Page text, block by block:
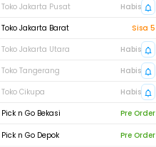
Toko Jakarta Pusat
Habis
Toko Jakarta Barat
Sisa 5
Toko Jakarta Utara
Habis
Toko Tangerang
Habis
Toko Cikupa
Habis
Pick n Go Bekasi
Pre Order
Pick n Go Depok
Pre Order